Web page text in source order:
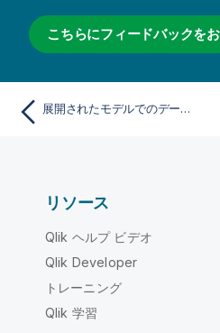
こちらにフィードバックを
展開されたモデルでのデータ ドリフトの監視
リソース
Qlik ヘルプ ビデオ
Qlik Developer
トレーニング
Qlik 学習